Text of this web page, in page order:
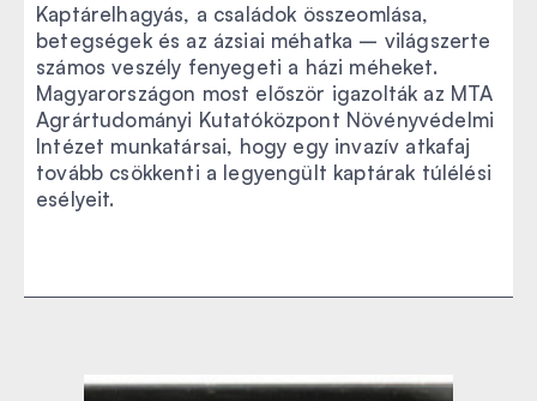
Kaptárelhagyás, a családok összeomlása,
betegségek és az ázsiai méhatka – világszerte
számos veszély fenyegeti a házi méheket.
Magyarországon most először igazolták az MTA
Agrártudományi Kutatóközpont Növényvédelmi
Intézet munkatársai, hogy egy invazív atkafaj
tovább csökkenti a legyengült kaptárak túlélési
esélyeit.